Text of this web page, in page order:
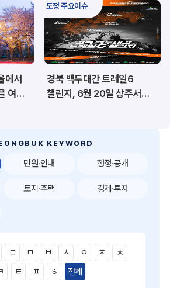
문화/관광/음식
산업/토지/주택
시험정보
공공데이터&통계
에서
여름
도정 주요이슈
경북 백두대간 트레일6
챌린지, 6월 20일 상주서
KEYWORD
ㄹ ㅁ ㅂ ㅅ ㅇ ㅈ
ㅊ
ㅌ ㅍ ㅎ 전체
민원·안내 행정·공개
토지·주택 경제·투자